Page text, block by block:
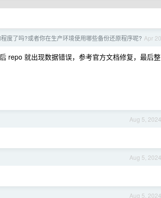
Apr 20
度了吗?或者你在生产环境使用哪些备份还原程序呢?
repo 就出现数据错误，参考官方文档修复，最后整
Aug 5, 2024
Aug 5, 2024
Aug 5, 2024